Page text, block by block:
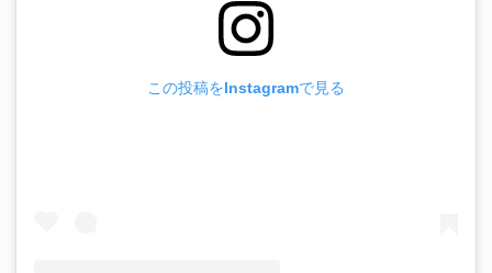
この投稿をInstagramで見る